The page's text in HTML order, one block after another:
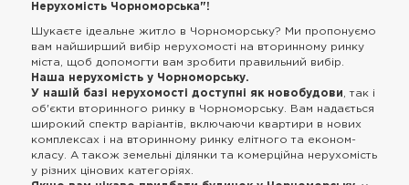
Нерухомість Чорноморська"!
Шукаєте ідеальне житло в Чорноморську? Ми пропонуємо
вам найширший вибір нерухомості на вторинному ринку
міста, щоб допомогти вам зробити правильний вибір.
Наша нерухомість у Чорноморську.
У нашій базі нерухомості доступні як новобудови
, так і
об'єкти вторинного ринку в Чорноморську. Вам надається
широкий спектр варіантів, включаючи квартири в нових
комплексах і на вторинному ринку елітного та економ-
класу. А також земельні ділянки та комерційна нерухомість
у різних цінових категоріях.